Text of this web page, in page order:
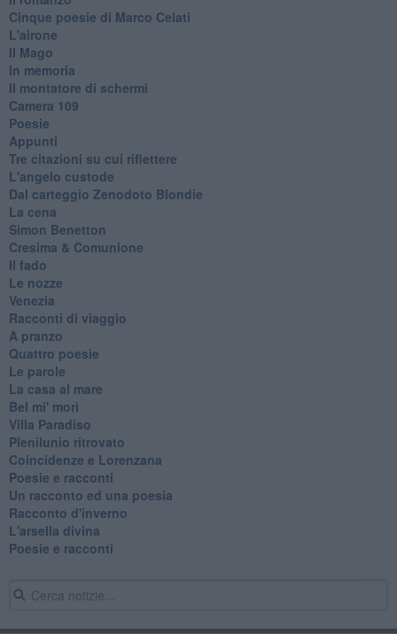
Cinque poesie di Marco Celati
L'airone
Il Mago
In memoria
Il montatore di schermi
Camera 109
Poesie
Appunti
Tre citazioni su cui riflettere
L'angelo custode
Dal carteggio Zenodoto Blondie
La cena
Simon Benetton
Cresima & Comunione
Il fado
Le nozze
Venezia
Racconti di viaggio
A pranzo
Quattro poesie
Le parole
La casa al mare
Bel mi' morì
Villa Paradiso
Plenilunio ritrovato
Coincidenze e Lorenzana
Poesie e racconti
Un racconto ed una poesia
Racconto d'inverno
​L'arsella divina
Poesie e racconti